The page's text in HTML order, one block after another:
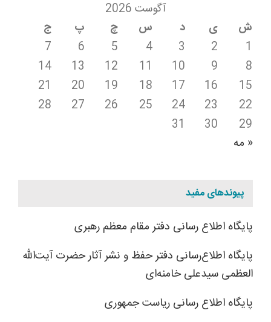
آگوست 2026
ش
ی د س چ پ
ج
1
2
3
4
5
6
7
8
9
10
11
12
13
14
15
16
17
18
19
20
21
22
23
24
25
26
27
28
29
30
31
« مه
پیوندهای مفید
پایگاه اطلاع رسانی دفتر مقام معظم رهبری
پایگاه اطلاع‌رسانی دفتر حفظ و نشر آثار حضرت آیت‌الله
العظمی سیدعلی خامنه‌ای
پایگاه اطلاع رسانی ریاست جمهوری